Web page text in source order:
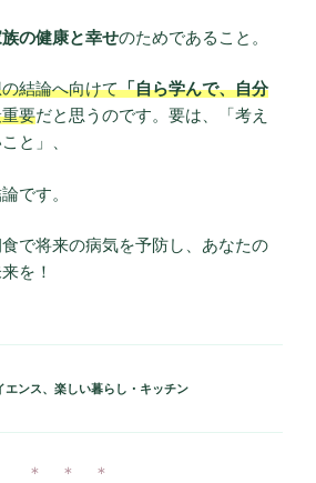
の健康と幸せのためであること。
結論へ向けて「自ら学んで、自分
要だと思うのです。要は、「考え
と」、
です。
で将来の病気を予防し、あなたの
を！
エンス、 楽しい暮らし・キッチン
＊ ＊ ＊